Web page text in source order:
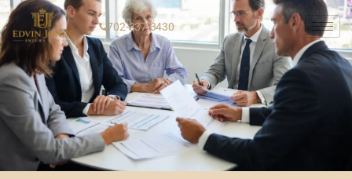
702-337-3430